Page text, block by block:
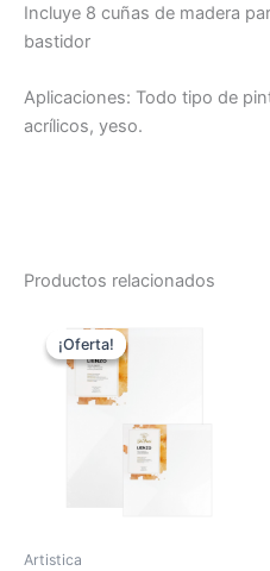
Incluye 8 cuñas de madera
bastidor
Aplicaciones: Todo tipo de
acrílicos, yeso.
Productos relacionados
¡Oferta!
¡Oferta!
Artistica